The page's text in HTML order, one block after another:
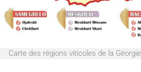
Carte des régions viticoles de la Géorgie